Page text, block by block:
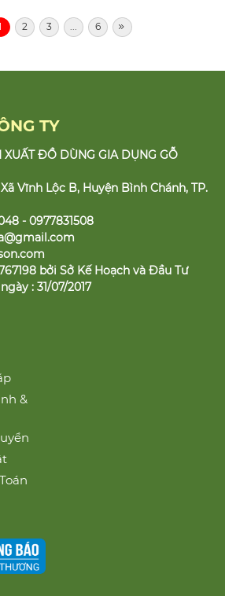
2 3 ... 6
TY
XUẤT ĐỒ DÙNG GIA DỤNG GỖ
Vĩnh Lộc B, Huyện Bình Chánh, TP.
- 0977831508
bởi Sở Kế Hoạch và Đầu Tư
: 31/07/2017
&